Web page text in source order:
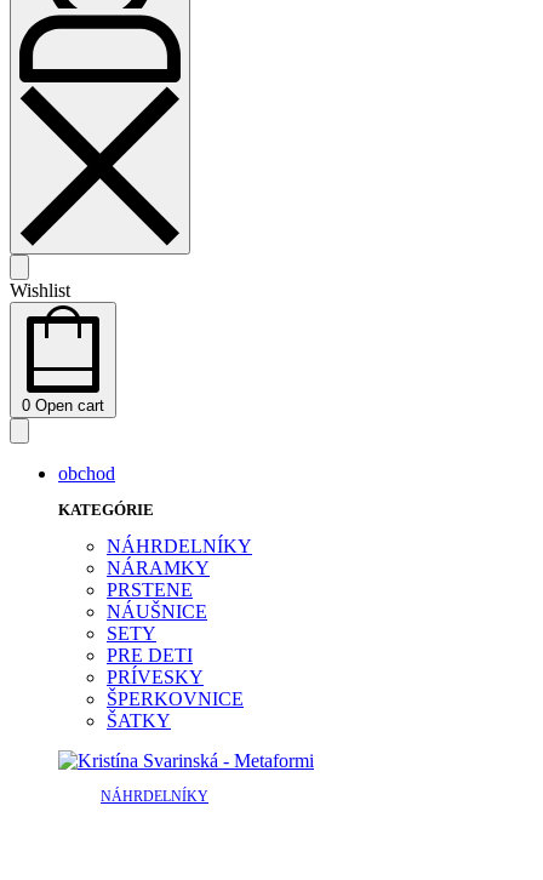
Wishlist
0 Open cart
obchod
KATEGÓRIE
NÁHRDELNÍKY
NÁRAMKY
PRSTENE
NÁUŠNICE
SETY
PRE DETI
PRÍVESKY
ŠPERKOVNICE
ŠATKY
NÁHRDELNÍKY